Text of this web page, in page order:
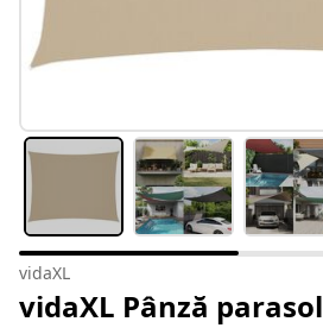
vidaXL
vidaXL Pânză